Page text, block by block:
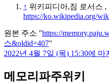
↑ 위키피디아,짐 로서스 ,
https://ko.wikipedia.org/
원본 주소 "https://
스&oldid=407"
2022년 4월 7일 (목) 15:30에
메모리파주위키